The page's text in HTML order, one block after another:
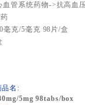
血管系统药物->抗高血
毫克/5毫克 98片/盒
品名:
5mg 98tabs/box